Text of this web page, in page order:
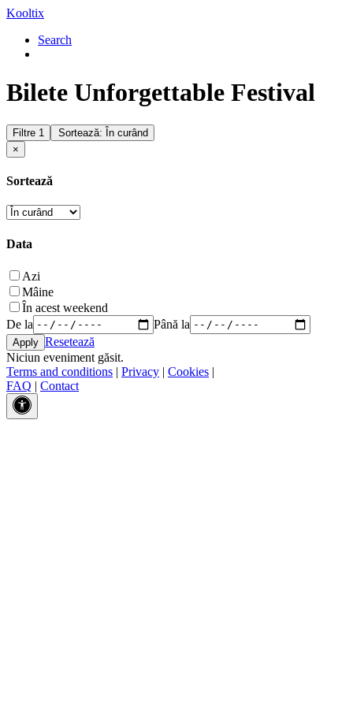
Kooltix
Search
Bilete Unforgettable Festival
Filtre 1
Sortează: În curând
×
Sortează
Data
Azi
Mâine
În acest weekend
De la
Până la
Resetează
Niciun eveniment găsit.
Terms and conditions | Privacy | Cookies |
FAQ | Contact